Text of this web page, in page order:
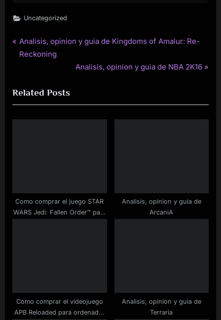
Uncategorized
Post
P
r
i
o
u
:
Analisis, opinion y guia de Kingdoms of Amalur: Re-
Reckoning
N
t
P
Analisis, opinion y guia de NBA 2K16
Related Posts
Como comprar el juego STAR
WARS Jedi: Fallen Order™ para
Analisis, opinion y guia de
ArcaniA
Como comprar el videojuego
APB Reloaded para ordenador
Analisis, opinion y guia de
Terraria